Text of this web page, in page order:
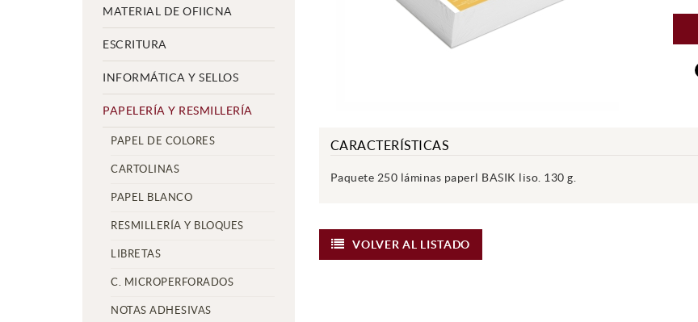
MATERIAL DE OFIICNA
ESCRITURA
INFORMÁTICA Y SELLOS
PAPELERÍA Y RESMILLERÍA
PAPEL DE COLORES
CARTOLINAS
PAPEL BLANCO
RESMILLERÍA Y BLOQUES
LIBRETAS
C. MICROPERFORADOS
NOTAS ADHESIVAS
CARACTERÍSTICAS
Paquete 250 láminas paperl BASIK liso. 130 g.
VOLVER AL LISTADO